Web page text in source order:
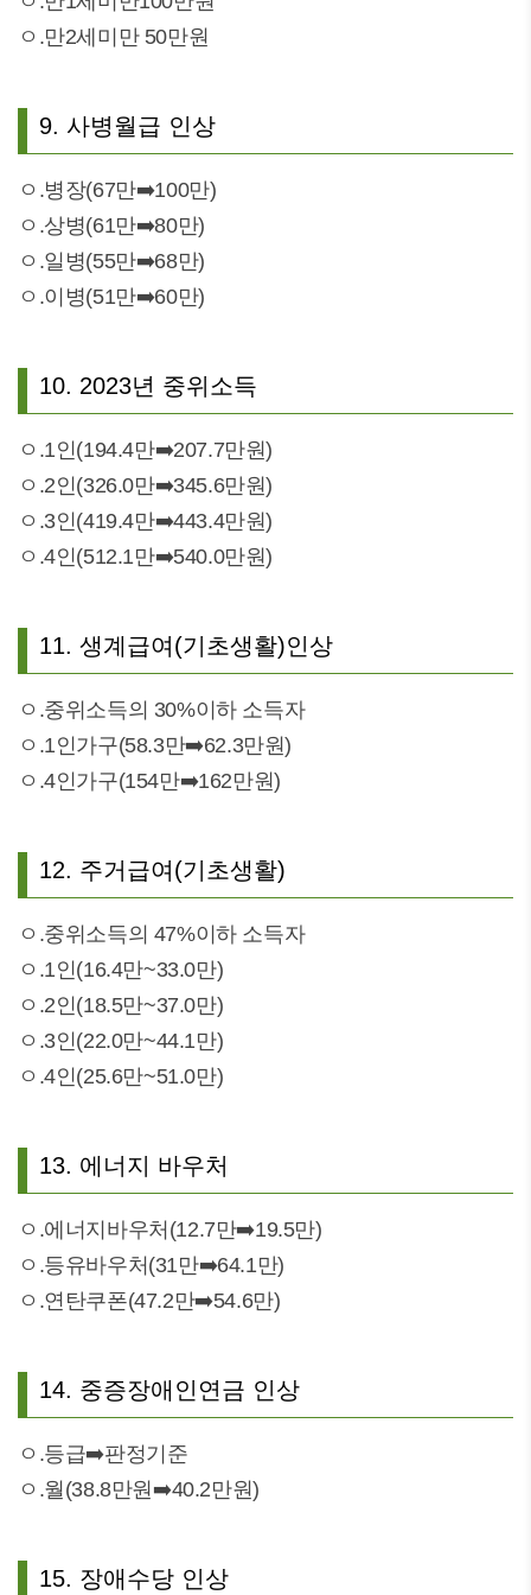
ㅇ.만2세미만 50만원
9. 사병월급 인상
ㅇ.병장(67만➡️100만)
ㅇ.상병(61만➡️80만)
ㅇ.일병(55만➡️68만)
ㅇ.이병(51만➡️60만)
10. 2023년 중위소득
ㅇ.1인(194.4만➡️207.7만원)
ㅇ.2인(326.0만➡️345.6만원)
ㅇ.3인(419.4만➡️443.4만원)
ㅇ.4인(512.1만➡️540.0만원)
11. 생계급여(기초생활)인상
ㅇ.중위소득의 30%이하 소득자
ㅇ.1인가구(58.3만➡️62.3만원)
ㅇ.4인가구(154만➡️162만원)
12. 주거급여(기초생활)
ㅇ.중위소득의 47%이하 소득자
ㅇ.1인(16.4만~33.0만)
ㅇ.2인(18.5만~37.0만)
ㅇ.3인(22.0만~44.1만)
ㅇ.4인(25.6만~51.0만)
13. 에너지 바우처
ㅇ.에너지바우처(12.7만➡️19.5만)
ㅇ.등유바우처(31만➡️64.1만)
ㅇ.연탄쿠폰(47.2만➡️54.6만)
14. 중증장애인연금 인상
ㅇ.등급➡️판정기준
ㅇ.월(38.8만원➡️40.2만원)
15. 장애수당 인상